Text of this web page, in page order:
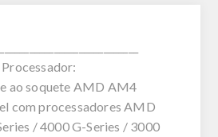
Processador:
ao soquete AMD AM4
com processadores AMD
/ 4000 G-Series / 3000